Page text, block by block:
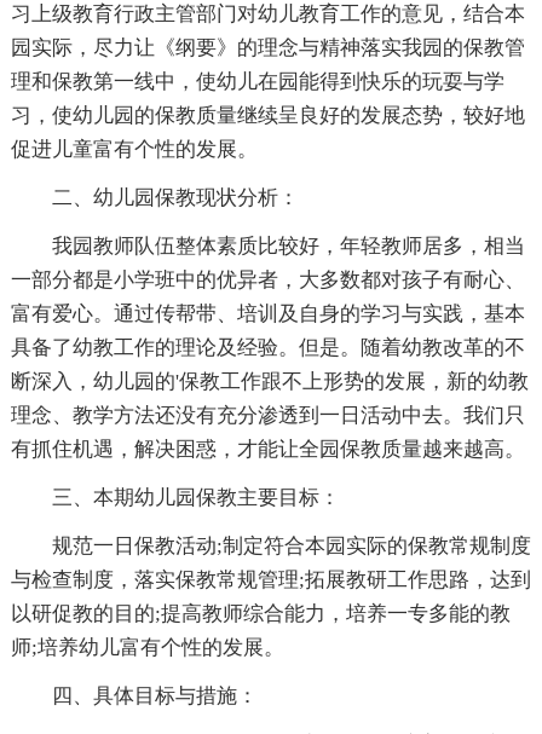
习上级教育行政主管部门对幼儿教育工作的意见，结合本
园实际，尽力让《纲要》的理念与精神落实我园的保教管
理和保教第一线中，使幼儿在园能得到快乐的玩耍与学
习，使幼儿园的保教质量继续呈良好的发展态势，较好地
促进儿童富有个性的发展。
二、幼儿园保教现状分析：
我园教师队伍整体素质比较好，年轻教师居多，相当
一部分都是小学班中的优异者，大多数都对孩子有耐心、
富有爱心。通过传帮带、培训及自身的学习与实践，基本
具备了幼教工作的理论及经验。但是。随着幼教改革的不
断深入，幼儿园的'保教工作跟不上形势的发展，新的幼教
理念、教学方法还没有充分渗透到一日活动中去。我们只
有抓住机遇，解决困惑，才能让全园保教质量越来越高。
三、本期幼儿园保教主要目标：
规范一日保教活动;制定符合本园实际的保教常规制度
与检查制度，落实保教常规管理;拓展教研工作思路，达到
以研促教的目的;提高教师综合能力，培养一专多能的教
师;培养幼儿富有个性的发展。
四、具体目标与措施：